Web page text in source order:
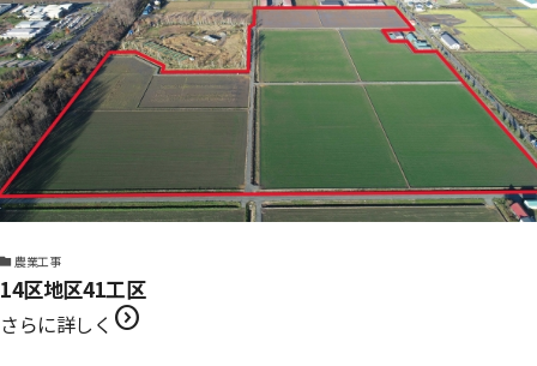
農業工事
14区地区41工区
さらに詳しく expand_circle_right